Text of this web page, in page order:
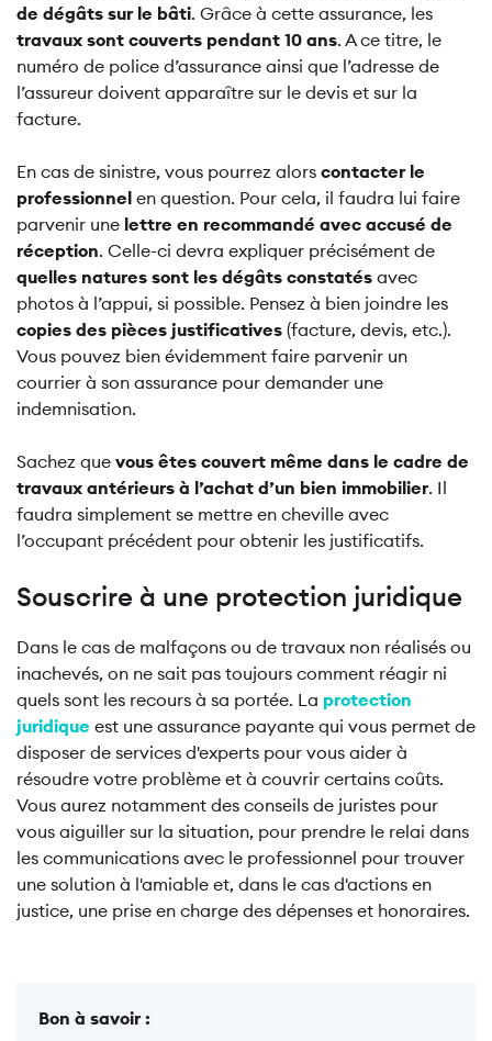
de dégâts sur le bâti. Grâce à cette assurance, les
travaux sont couverts pendant 10 ans. A ce titre, le
numéro de police d’assurance ainsi que l’adresse de
l’assureur doivent apparaître sur le devis et sur la
facture.
En cas de sinistre, vous pourrez alors contacter le
professionnel en question. Pour cela, il faudra lui faire
parvenir une lettre en recommandé avec accusé de
réception. Celle-ci devra expliquer précisément de
quelles natures sont les dégâts constatés avec
photos à l’appui, si possible. Pensez à bien joindre les
copies des pièces justificatives (facture, devis, etc.).
Vous pouvez bien évidemment faire parvenir un
courrier à son assurance pour demander une
indemnisation.
Sachez que vous êtes couvert même dans le cadre de
travaux antérieurs à l’achat d’un bien immobilier. Il
faudra simplement se mettre en cheville avec
l’occupant précédent pour obtenir les justificatifs.
Souscrire à une protection juridique
Dans le cas de malfaçons ou de travaux non réalisés ou
inachevés, on ne sait pas toujours comment réagir ni
quels sont les recours à sa portée. La protection
juridique est une assurance payante qui vous permet de
disposer de services d'experts pour vous aider à
résoudre votre problème et à couvrir certains coûts.
Vous aurez notamment des conseils de juristes pour
vous aiguiller sur la situation, pour prendre le relai dans
les communications avec le professionnel pour trouver
une solution à l'amiable et, dans le cas d'actions en
justice, une prise en charge des dépenses et honoraires.
Bon à savoir :